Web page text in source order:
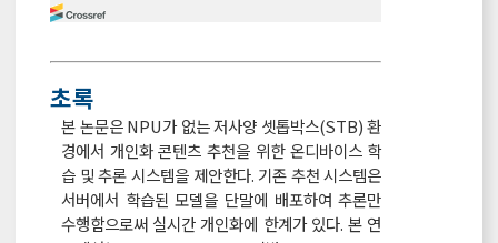
초록
본 논문은 NPU가 없는 저사양 셋톱박스(STB) 환
경에서 개인화 콘텐츠 추천을 위한 온디바이스 학
습 및 추론 시스템을 제안한다. 기존 추천 시스템은
서버에서 학습된 모델을 단말에 배포하여 추론만
수행함으로써 실시간 개인화에 한계가 있다. 본 연